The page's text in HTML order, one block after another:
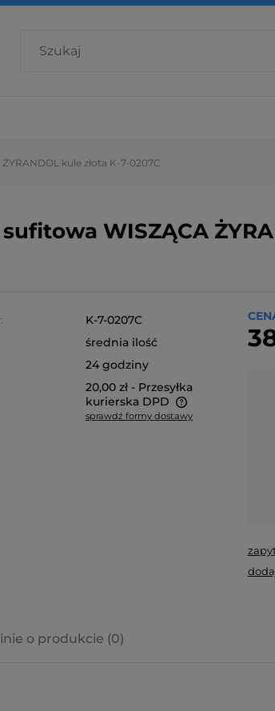
kule złota K-7-0207C
WISZĄCA
K-7-0207C
średnia ilość
24 godziny
20,00 zł - Przesyłka
kurierska DPD
sprawdź formy dostawy
o produkcie (0)